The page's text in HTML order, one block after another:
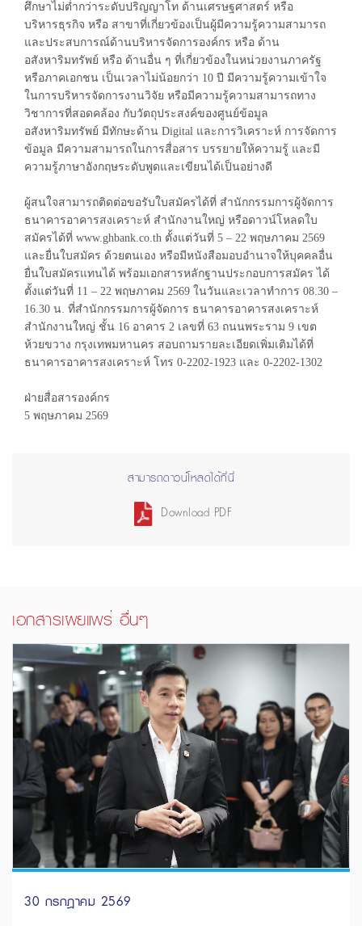
ศึกษาไม่ต่ำกว่าระดับปริญญาโท ด้านเศรษฐศาสตร์ หรือ
บริหารธุรกิจ หรือ สาขาที่เกี่ยวข้องเป็นผู้มีความรู้ความสามารถ
และประสบการณ์ด้านบริหารจัดการองค์กร หรือ ด้าน
อสังหาริมทรัพย์ หรือ ด้านอื่น ๆ ที่เกี่ยวข้องในหน่วยงานภาครัฐ
หรือภาคเอกชน เป็นเวลาไม่น้อยกว่า 10 ปี มีความรู้ความเข้าใจ
ในการบริหารจัดการงานวิจัย หรือมีความรู้ความสามารถทาง
วิชาการที่สอดคล้อง กับวัตถุประสงค์ของศูนย์ข้อมูล
อสังหาริมทรัพย์ มีทักษะด้าน Digital และการวิเคราะห์ การจัดการ
ข้อมูล มีความสามารถในการสื่อสาร บรรยายให้ความรู้ และมี
ความรู้ภาษาอังกฤษระดับพูดและเขียนได้เป็นอย่างดี
ผู้สนใจสามารถติดต่อขอรับใบสมัครได้ที่ สำนักกรรมการผู้จัดการ
ธนาคารอาคารสงเคราะห์ สำนักงานใหญ่ หรือดาวน์โหลดใบ
สมัครได้ที่ www.ghbank.co.th ตั้งแต่วันที่ 5 – 22 พฤษภาคม 2569
และยื่นใบสมัคร ด้วยตนเอง หรือมีหนังสือมอบอำนาจให้บุคคลอื่น
ยื่นใบสมัครแทนได้ พร้อมเอกสารหลักฐานประกอบการสมัคร ได้
ตั้งแต่วันที่ 11 – 22 พฤษภาคม 2569 ในวันและเวลาทำการ 08.30 –
16.30 น. ที่สำนักกรรมการผู้จัดการ ธนาคารอาคารสงเคราะห์
สำนักงานใหญ่ ชั้น 16 อาคาร 2 เลขที่ 63 ถนนพระราม 9 เขต
ห้วยขวาง กรุงเทพมหานคร สอบถามรายละเอียดเพิ่มเติมได้ที่
ธนาคารอาคารสงเคราะห์ โทร 0-2202-1923 และ 0-2202-1302
ฝ่ายสื่อสารองค์กร
5 พฤษภาคม 2569
สามารถดาวน์โหลดได้ที่นี่
Download PDF
เอกสารเผยแพร่ อื่นๆ
30 กรกฎาคม 2569